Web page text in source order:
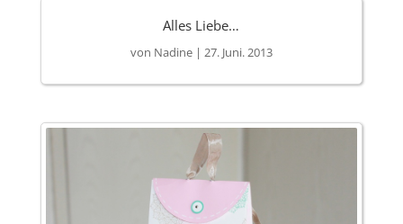
Alles Liebe…
von Nadine| 27. Juni. 2013